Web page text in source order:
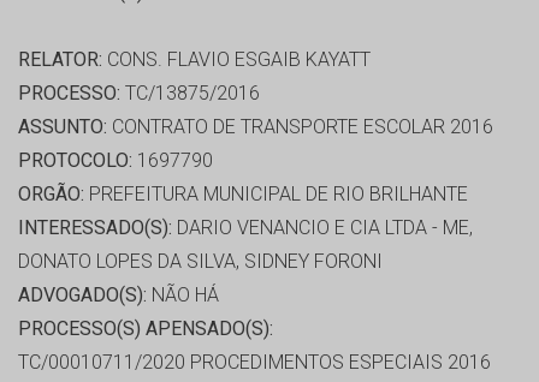
RELATOR: CONS. FLAVIO ESGAIB KAYATT
PROCESSO: TC/13875/2016
ASSUNTO: CONTRATO DE TRANSPORTE ESCOLAR 2016
PROTOCOLO: 1697790
ORGÃO: PREFEITURA MUNICIPAL DE RIO BRILHANTE
INTERESSADO(S): DARIO VENANCIO E CIA LTDA - ME,
DONATO LOPES DA SILVA, SIDNEY FORONI
ADVOGADO(S): NÃO HÁ
PROCESSO(S) APENSADO(S):
TC/00010711/2020 PROCEDIMENTOS ESPECIAIS 2016